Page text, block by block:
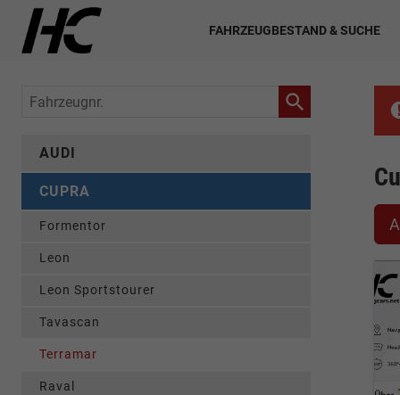
FAHRZEUGBESTAND & SUCHE
Fahrzeugnr.
AUDI
CUPRA
Formentor
Leon
Leon Sportstourer
Tavascan
Terramar
Raval